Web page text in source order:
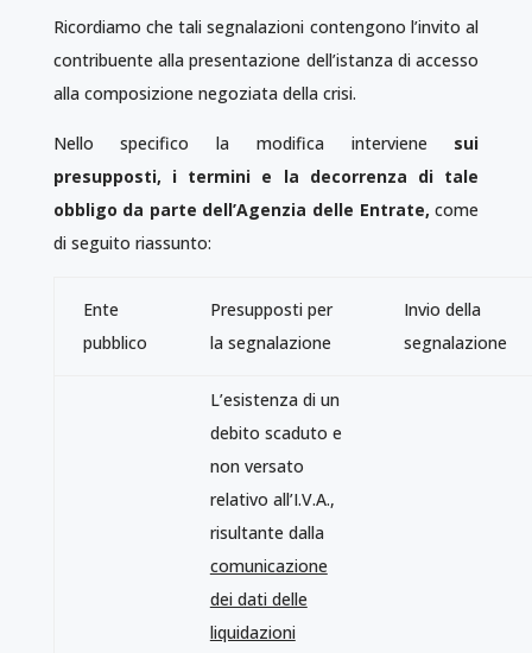
Ricordiamo che tali segnalazioni contengono l’invito al
contribuente alla presentazione dell’istanza di accesso
alla composizione negoziata della crisi.
Nello specifico la modifica interviene sui
presupposti, i termini e la decorrenza di tale
obbligo da parte dell’Agenzia delle Entrate,come
di seguito riassunto:
Ente
pubblico
Presupposti per
la segnalazione
Invio della
segnalazione
L’esistenza di un
debito scaduto e
non versato
relativo all’I.V.A.,
risultante dalla
comunicazione
dei dati delle
liquidazioni